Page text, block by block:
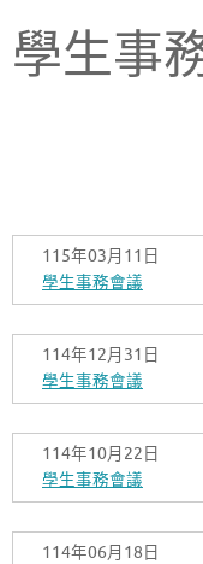
學生
115年03
學生事務會議
114年12
學生事務會議
114年10
學生事務會議
114年06